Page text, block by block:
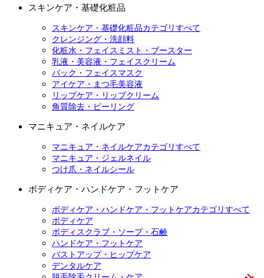
スキンケア・基礎化粧品
スキンケア・基礎化粧品カテゴリすべて
クレンジング・洗顔料
化粧水・フェイスミスト・ブースター
乳液・美容液・フェイスクリーム
パック・フェイスマスク
アイケア・まつ毛美容液
リップケア・リップクリーム
角質除去・ピーリング
マニキュア・ネイルケア
マニキュア・ネイルケアカテゴリすべて
マニキュア・ジェルネイル
つけ爪・ネイルシール
ボディケア・ハンドケア・フットケア
ボディケア・ハンドケア・フットケアカテゴリすべて
ボディケア
ボディスクラブ・ソープ・石鹸
ハンドケア・フットケア
バストアップ・ヒップケア
デンタルケア